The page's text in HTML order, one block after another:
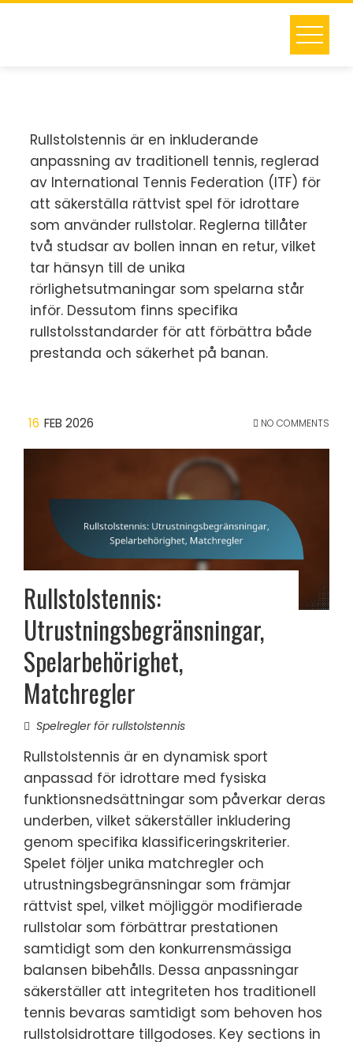
Skip
Rullstolstennis är en inkluderande
anpassning av traditionell tennis, reglerad
av International Tennis Federation (ITF) för
att säkerställa rättvist spel för idrottare
som använder rullstolar. Reglerna tillåter
två studsar av bollen innan en retur, vilket
tar hänsyn till de unika
rörlighetsutmaningar som spelarna står
inför. Dessutom finns specifika
rullstolsstandarder för att förbättra både
prestanda och säkerhet på banan.
16 FEB 2026 NO COMMENTS
Rullstolstennis:
Utrustningsbegränsningar,
Spelarbehörighet,
Matchregler
Spelregler för rullstolstennis
Rullstolstennis är en dynamisk sport
anpassad för idrottare med fysiska
funktionsnedsättningar som påverkar deras
underben, vilket säkerställer inkludering
genom specifika klassificeringskriterier.
Spelet följer unika matchregler och
utrustningsbegränsningar som främjar
rättvist spel, vilket möjliggör modifierade
rullstolar som förbättrar prestationen
samtidigt som den konkurrensmässiga
balansen bibehålls. Dessa anpassningar
säkerställer att integriteten hos traditionell
tennis bevaras samtidigt som behoven hos
rullstolsidrottare tillgodoses. Key sections in